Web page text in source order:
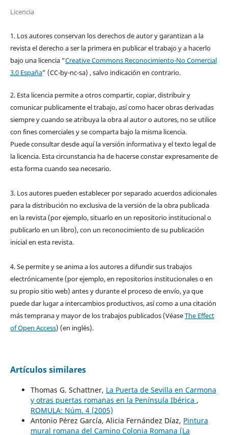
Licencia
1. Los autores conservan los derechos de autor y garantizan a la
revista el derecho a ser la primera en publicar el trabajo y a hacerlo
bajo una licencia “Creative Commons Reconocimiento-No Comercial
3.0 España” (CC-by-nc-sa) , salvo indicación en contrario.
2. Esta licencia permite a otros compartir, copiar, distribuir y
comunicar publicamente el trabajo, así como hacer obras derivadas
siempre y cuando se atribuya la obra al autor o autores, no se utilice
con fines comerciales y se comparta bajo la misma licencia.
Puede consultar desde aquí la versión informativa y el texto legal de
la licencia. Esta circunstancia ha de hacerse constar expresamente de
esta forma cuando sea necesario.
3. Los autores pueden establecer por separado acuerdos adicionales
para la distribución no exclusiva de la versión de la obra publicada
en la revista (por ejemplo, situarlo en un repositorio institucional o
publicarlo en un libro), con un reconocimiento de su publicación
inicial en esta revista.
4. Se permite y se anima a los autores a difundir sus trabajos
electrónicamente (por ejemplo, en repositorios institucionales o en
su propio sitio web) antes y durante el proceso de envío, ya que
puede dar lugar a intercambios productivos, así como a una citación
más temprana y mayor de los trabajos publicados (VéaseThe Effect
of Open Access) (en inglés).
Artículos similares
Thomas G. Schattner, La Puerta de Sevilla en Carmona
y otras puertas romanas en la Península Ibérica ,
ROMULA: Núm. 4 (2005)
Antonio Pérez García, Alicia Fernández Díaz, Pintura
mural romana del Camino Colonia Romana (La